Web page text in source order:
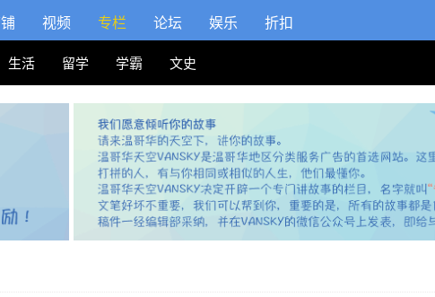
视频 专栏 论坛 娱乐 折扣
生活 留学 学霸 文史